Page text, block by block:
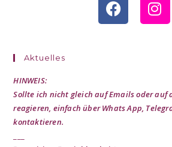
Aktuelles
HINWEIS:
Sollte ich nicht gleich auf Emails oder auf
reagieren, einfach über Whats App,
kontaktieren.